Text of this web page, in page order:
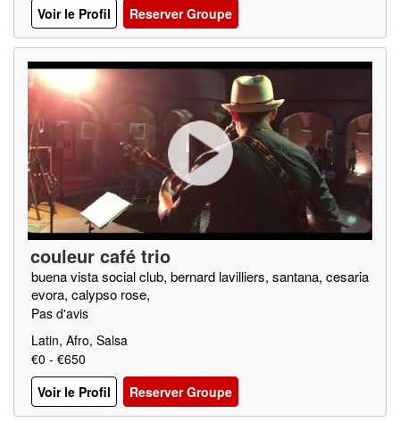
Voir le Profil
Reserver Groupe
couleur café trio
buena vista social club, bernard lavilliers, santana, cesaria
evora, calypso rose,
Pas d'avis
Latin, Afro, Salsa
€0 - €650
Voir le Profil
Reserver Groupe